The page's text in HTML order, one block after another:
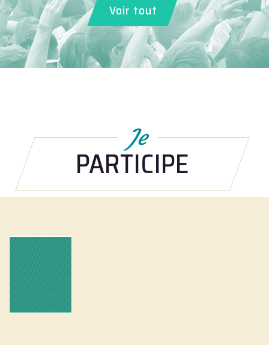
Voir tout
Je
PARTICIPE